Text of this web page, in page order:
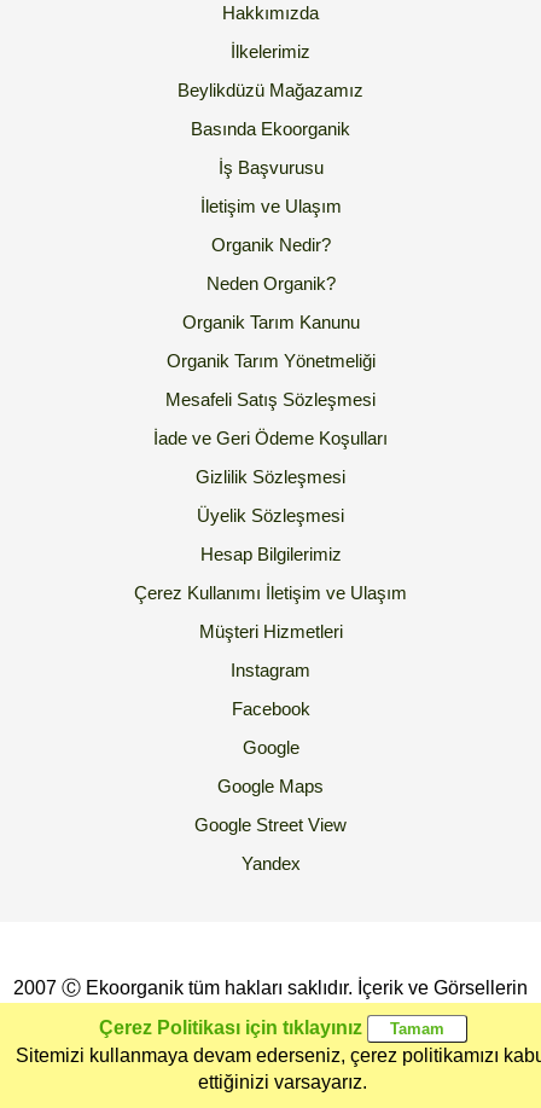
Kategoriler
Ekoorganik
Müşteri
Hakkımızda
İlkelerimiz
Beylikdüzü Mağazamız
Basında Ekoorganik
İş Başvurusu
İletişim ve Ulaşım
Organik Nedir?
Neden Organik?
Organik Tarım Kanunu
Organik Tarım Yönetmeliği
Mesafeli Satış Sözleşmesi
İade ve Geri Ödeme Koşulları
Gizlilik Sözleşmesi
Üyelik Sözleşmesi
Hesap Bilgilerimiz
Çerez Kullanımı İletişim ve Ulaşım
Müşteri Hizmetleri
Instagram
Facebook
Google
Google Maps
Google Street View
Yandex
Çerez Politikası için tıklayınız
Sitemizi kullanmaya devam ederseniz, çerez politikamızı
ettiğinizi varsayarız.
2007 Ⓒ Ekoorganik tüm hakları saklıdır. İçerik ve Görsellerin
İzinsiz Kopyalanması yada Kullanılması Yasaktır.